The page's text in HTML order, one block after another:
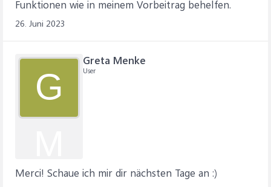
Funktionen wie in meinem Vorbeitrag behelfen.
26. Juni 2023
G
Greta Menke
User
Merci! Schaue ich mir dir nächsten Tage an :)